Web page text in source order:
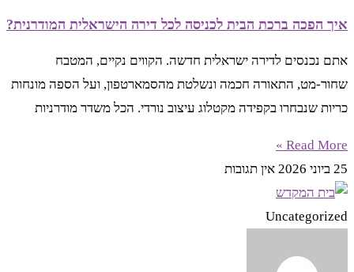
איך הפכה ברכת הבית לכניסה לכל דירה הישראלית המודרנית?
אתם נכנסים לדירה ישראלית חדשה. הקווים נקיים, המטבח
שחור-מט, התאורה חכמה ונשלטת מהסמארטפון, ועל הספה מונחות
כריות שנבחרו בקפידה מקטלוג עיצוב נורדי. הכל משדר מודרניות
Read More »
25 ביוני 2026
אין תגובות
Uncategorized